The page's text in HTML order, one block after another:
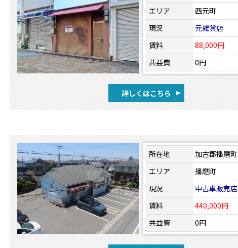
エリア
西元町
現況
元雑貨店
賃料
88,000円
共益費
0円
詳しくはこちら
所在地
加古郡播磨町
エリア
播磨町
現況
中古車販売店
賃料
440,000円
共益費
0円